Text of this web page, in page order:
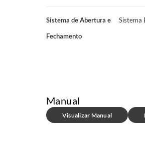
Não nos responsabilizamos pelo
Sistema de Abertura e
Fechamento
Sistema
Manual
Visualizar Manual